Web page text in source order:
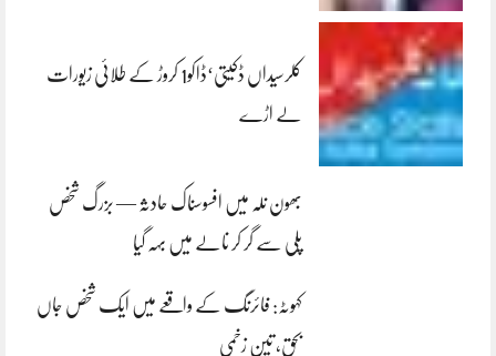
کلرسیداں ڈکیتی‘ڈاکو1 کروڑ کے طلائی زیورات
لے اڑے
بھون نلہ میں افسوسناک حادثہ — بزرگ شخص
پلی سے گر کر نالے میں بہہ گیا
کہوٹہ: فائرنگ کے واقعے میں ایک شخص جاں
بحق، تین زخمی